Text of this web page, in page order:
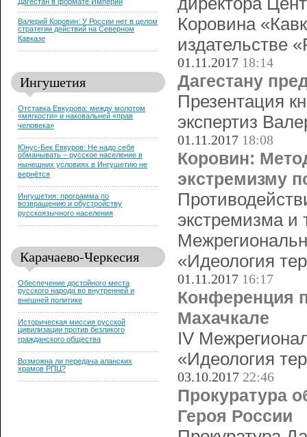
Валерий Коровин: У России нет в целом
стратегии действий на Северном
Кавказе
Ингушетия
Отставка Евкурова: между молотом
«мягкости» и наковальней «прав
человека»
Юнус-Бек Евкуров: Не надо себя
обманывать – русское население в
нынешних условиях в Ингушетию не
вернётся
Ингушетия: программа по
возвращению и обустройству
русскоязычного населения
Карачаево-Черкесия
Обеспечение достойного места
русского народа во внутренней и
внешней политике
Историческая миссия русской
цивилизации против безликого
гражданского общества
Возможна ли передача аланских
храмов РПЦ?
Коровина
издательстве
01.11.2017 18:14
Дагестану
Презентация
экспертиз
01.11.2017 18:08
Коровин:
экстремизму
экстремизма и
«Идеология
01.11.2017 16:17
Конференция
Махачкале
IV
«Идеология
03.10.2017 22:46
Прокуратура
Героя России